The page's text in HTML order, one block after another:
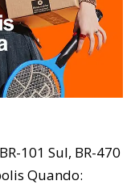
101 Sul, BR-470
Quando: